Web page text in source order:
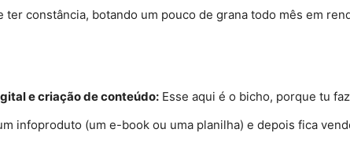
ter constância, botando um pouco de grana todo mês em
e criação de conteúdo: Esse aqui é o bicho, porque tu
infoproduto (um e-book ou uma planilha) e depois fica